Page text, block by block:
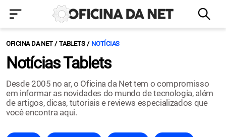
OFICINA DA NET TABLETS NOTÍCIAS
Notícias Tablets
Desde 2005 no ar, o Oficina da Net tem o compromisso
em informar as novidades do mundo de tecnologia, além
de artigos, dicas, tutoriais e reviews especializados que
você encontra aqui.